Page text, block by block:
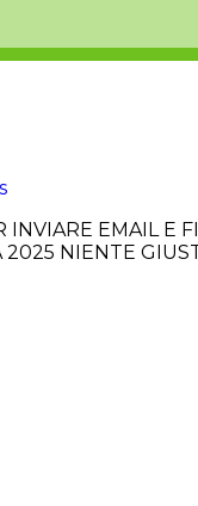
EMAIL E
NIENTE